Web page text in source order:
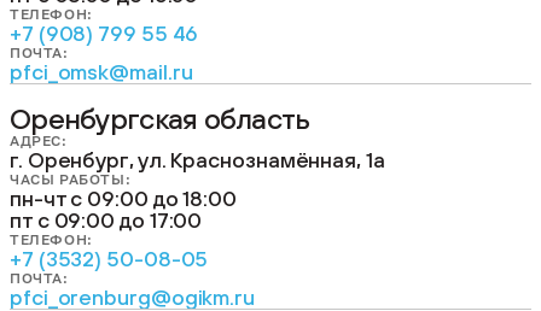
ТЕЛЕФОН:
+7 (908) 799 55 46
ПОЧТА:
pfci_omsk@mail.ru
Оренбургская область
АДРЕС:
г. Оренбург, ул. Краснознамённая, 1а
ЧАСЫ РАБОТЫ:
пн-чт с 09:00 до 18:00
пт с 09:00 до 17:00
ТЕЛЕФОН:
+7 (3532) 50-08-05
ПОЧТА:
pfci_orenburg@ogikm.ru